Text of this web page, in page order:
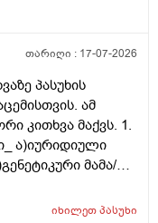
თარიღი : 17-07-2026
პასუხის
ამ
კითხვა მაქვს. 1.
ა)იურიდიული
მამა/
აქტიურად
იხილეთპასუხი